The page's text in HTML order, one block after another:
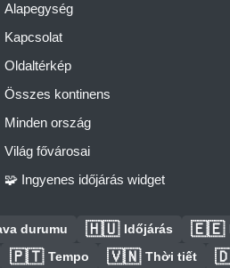
Alapegység
Kapcsolat
Oldaltérkép
Összes kontinens
Minden ország
Világ fővárosai
🧩 Ingyenes időjárás widget
durumu 🇭🇺 Időjárás 🇪🇪
🇵🇹 Tempo 🇻🇳 Thời tiết